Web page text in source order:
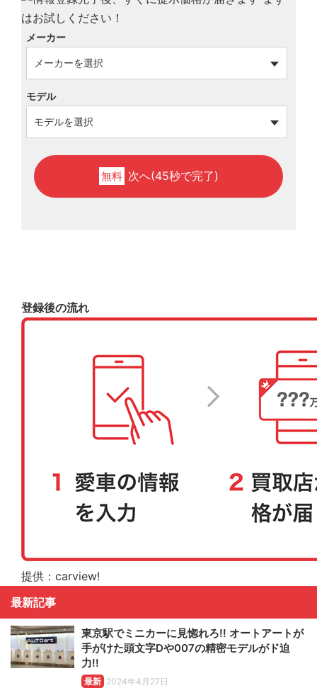
メーカー
モデル
無料 次へ(45秒で完了)
登録後の流れ
提供：carview!
最新記事
東京駅でミニカーに見惚れろ!! オートアートが
手がけた頭文字Dや007の精密モデルがド迫
力!!
最新 2024年4月27日